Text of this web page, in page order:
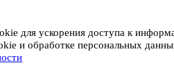
для ускорения доступа к
и обработке персональных